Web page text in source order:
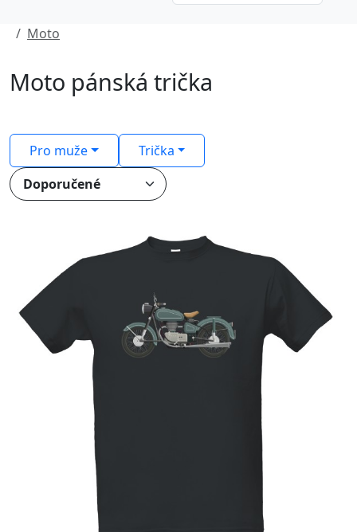
Moto
Moto pánská trička
Pro muže Trička